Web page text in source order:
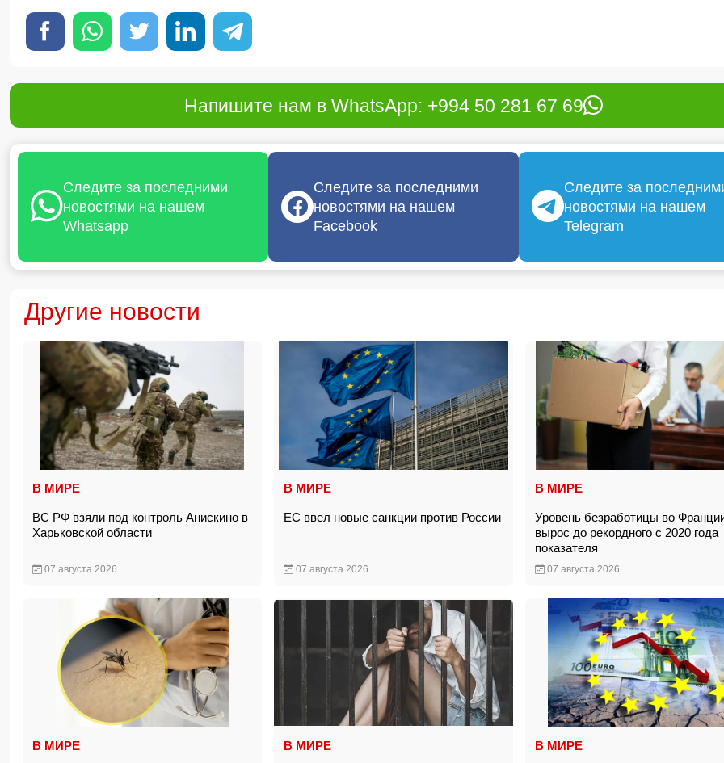
Напишите нам в WhatsApp: +994 50 281 67 69
Следите за последними
новостями на нашем
Whatsapp
Следите за последними
новостями на нашем
Facebook
Следите за
новостями на нашем
Telegram
Другие новости
В МИРЕ
ВС РФ взяли под контроль Анискино в
Харьковской области
07 августа 2026
В МИРЕ
ЕС ввел новые санкции против России
07 августа 2026
В МИРЕ
Уровень безработицы во
вырос до рекордного с 2020 года
показателя
07 августа 2026
В МИРЕ В МИРЕ В МИРЕ